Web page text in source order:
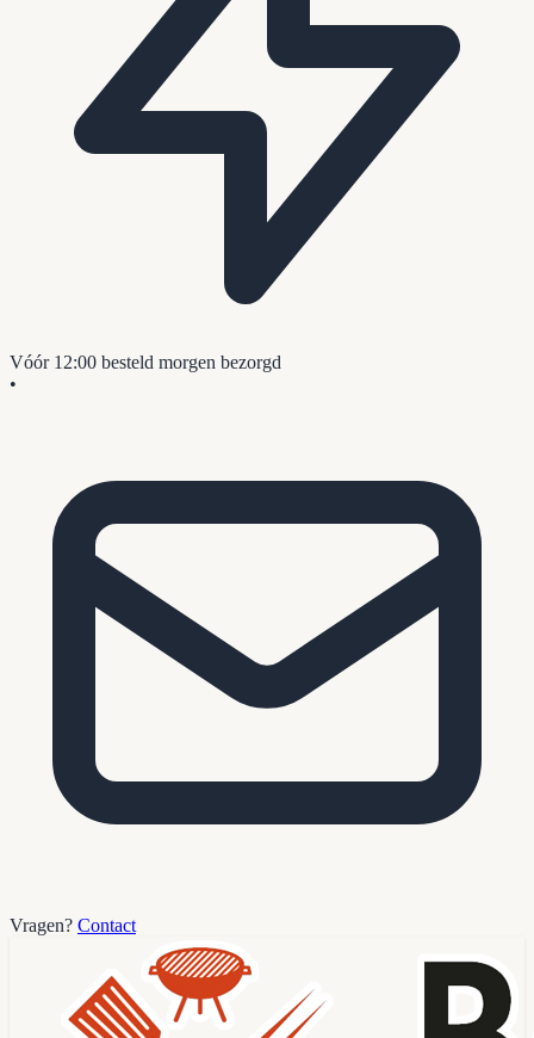
Vóór 12:00 besteld morgen bezorgd
•
Vragen? Contact